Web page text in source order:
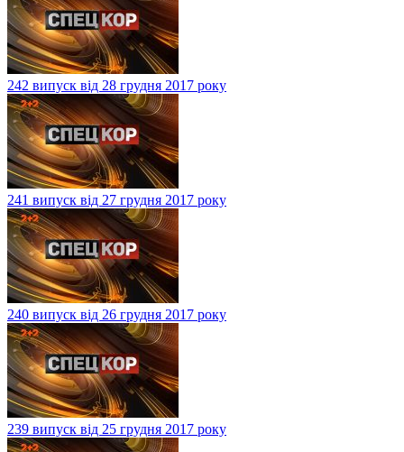
242 випуск від 28 грудня 2017 року
241 випуск від 27 грудня 2017 року
240 випуск від 26 грудня 2017 року
239 випуск від 25 грудня 2017 року